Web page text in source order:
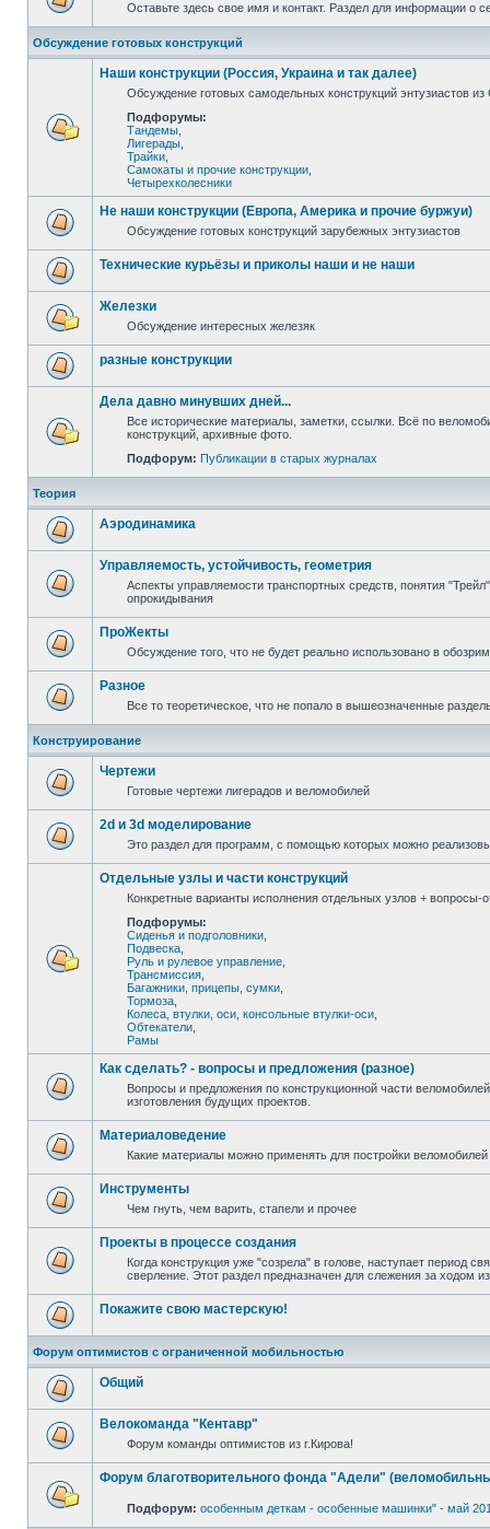
Оставьте здесь свое имя и контакт. Раздел для информации о
Обсуждение готовых конструкций
Наши конструкции (Россия, Украина и так далее)
Обсуждение готовых самодельных конструкций энтузиастов
Подфорумы:
Тандемы
Лигерады
Трайки
Самокаты и прочие конструкции
Четырехколесники
Не наши конструкции (Европа, Америка и прочие буржуи)
Обсуждение готовых конструкций зарубежных энтузиастов
Технические курьёзы и приколы наши и не наши
Железки
Обсуждение интересных железяк
разные конструкции
Дела давно минувших дней...
Все исторические материалы, заметки, ссылки. Всё по
конструкций, архивные фото.
Подфорум: Публикации в старых журналах
Теория
Аэродинамика
Управляемость, устойчивость, геометрия
Аспекты управляемости транспортных средств, понятия
опрокидывания
ПроЖекты
Обсуждение того, что не будет реально использовано в
Разное
Все то теоретическое, что не попало в вышеозначенные
Конструирование
Чертежи
Готовые чертежи лигерадов и веломобилей
2d и 3d моделирование
Это раздел для программ, с помощью которых можно
Отдельные узлы и части конструкций
Конкретные варианты исполнения отдельных узлов + вопросы-
Подфорумы:
Сиденья и подголовники
Подвеска
Руль и рулевое управление
Трансмиссия
Багажники, прицепы, сумки
Тормоза
Колеса, втулки, оси, консольные втулки-оси
Обтекатели
Рамы
Как сделать? - вопросы и предложения (разное)
Вопросы и предложения по конструкционной части
изготовления будущих проектов.
Материаловедение
Какие материалы можно применять для постройки
Инструменты
Чем гнуть, чем варить, стапели и прочее
Проекты в процессе создания
Когда конструкция уже "созрела" в голове, наступает период
сверление. Этот раздел предназначен для слежения за ходом
Покажите свою мастерскую!
Форум оптимистов с ограниченной мобильностью
Общий
Велокоманда "Кентавр"
Форум команды оптимистов из г.Кирова!
Форум благотворительного фонда "Адели"
Подфорум: особенным деткам - особенные машинки" - май